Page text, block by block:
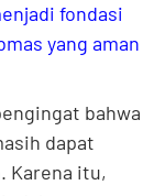
fondasi
yang aman
bahwa
dapat
Karena itu,